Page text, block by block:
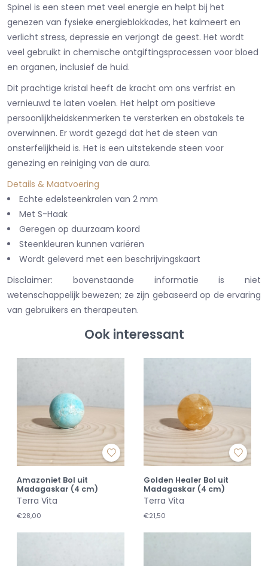
Spinel is een steen met veel energie en helpt bij het
genezen van fysieke energieblokkades, het kalmeert en
verlicht stress, depressie en verjongt de geest. Het wordt
veel gebruikt in chemische ontgiftingsprocessen voor bloed
en organen, inclusief de huid.
Dit prachtige kristal heeft de kracht om ons verfrist en
vernieuwd te laten voelen. Het helpt om positieve
persoonlijkheidskenmerken te versterken en obstakels te
overwinnen. Er wordt gezegd dat het de steen van
onsterfelijkheid is. Het is een uitstekende steen voor
genezing en reiniging van de aura.
Details & Maatvoering
Echte edelsteenkralen van 2 mm
Met S-Haak
Geregen op duurzaam koord
Steenkleuren kunnen variëren
Wordt geleverd met een beschrijvingskaart
Disclaimer: bovenstaande informatie is niet
wetenschappelijk bewezen; ze zijn gebaseerd op de ervaring
van gebruikers en therapeuten.
Ook interessant
Amazoniet Bol uit
Madagaskar (4 cm)
Terra Vita
€28,00
Golden Healer Bol uit
Madagaskar (4 cm)
Terra Vita
€21,50